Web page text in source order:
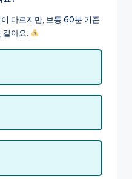
다르지만, 보통 60분 기준
같아요.